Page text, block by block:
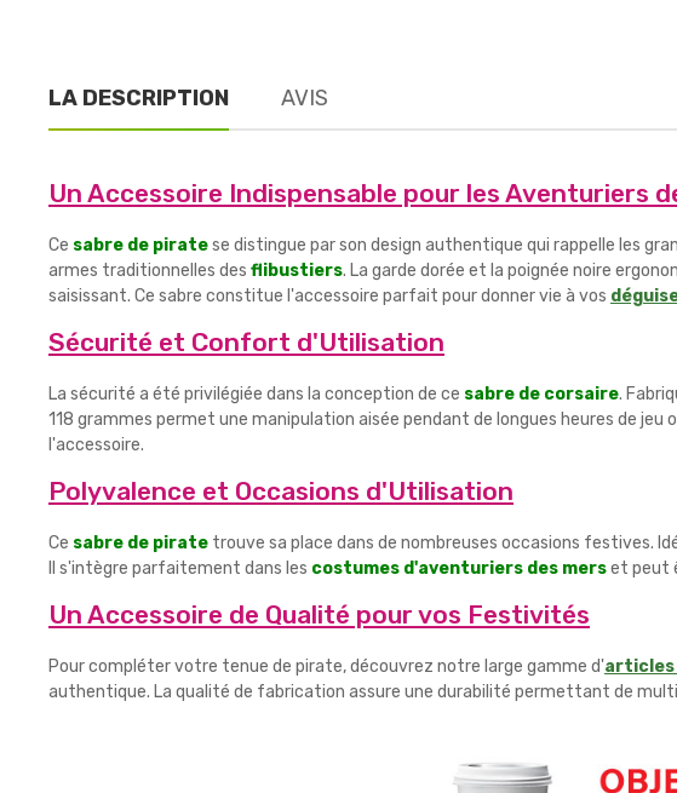
LA DESCRIPTION AVIS
Un Accessoire Indispensable pour les Aventuriers
Ce sabre de piratese distingue par son design authentique qui rappelle les
armes traditionnelles des flibustiers. La garde dorée et la poignée noire
saisissant. Ce sabre constitue l'accessoire parfait pour donner vie à vos
Sécurité et Confort d'Utilisation
La sécurité a été privilégiée dans la conception de ce sabre de corsaire.
118 grammes permet une manipulation aisée pendant de longues heures de
l'accessoire.
Polyvalence et Occasions d'Utilisation
Ce sabre de pirate trouve sa place dans de nombreuses occasions festives.
Il s'intègre parfaitement dans les costumes d'aventuriers des merset peut
Un Accessoire de Qualité pour vos Festivités
Pour compléter votre tenue de pirate, découvrez notre large gamme d'
authentique. La qualité de fabrication assure une durabilité permettant de